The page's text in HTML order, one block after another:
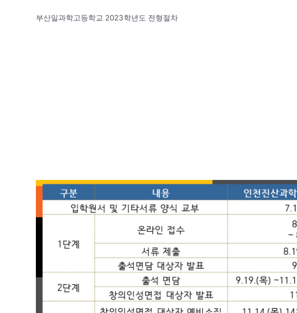
부산일과학고등학교 2023학년도 전형절차